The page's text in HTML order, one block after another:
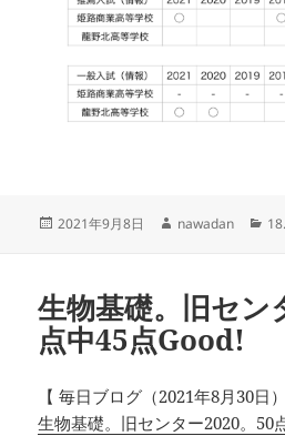
投
2021年9月8日
作
nawadan
カ
ー
生物基礎。旧セン
点中45点Good!
【 毎日ブログ（2021年8月30日）
生物基礎。旧センター2020。50